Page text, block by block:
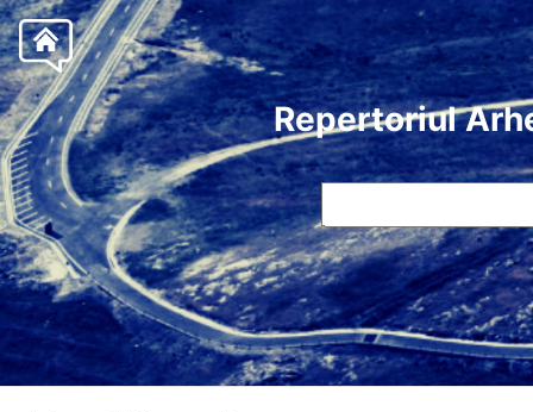
Repertoriul